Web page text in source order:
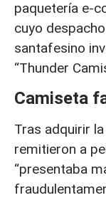
paquetería e-
cuyo
santafesino
“Thunder
Camiseta
Tras adquirir
remitieron a
“presentaba